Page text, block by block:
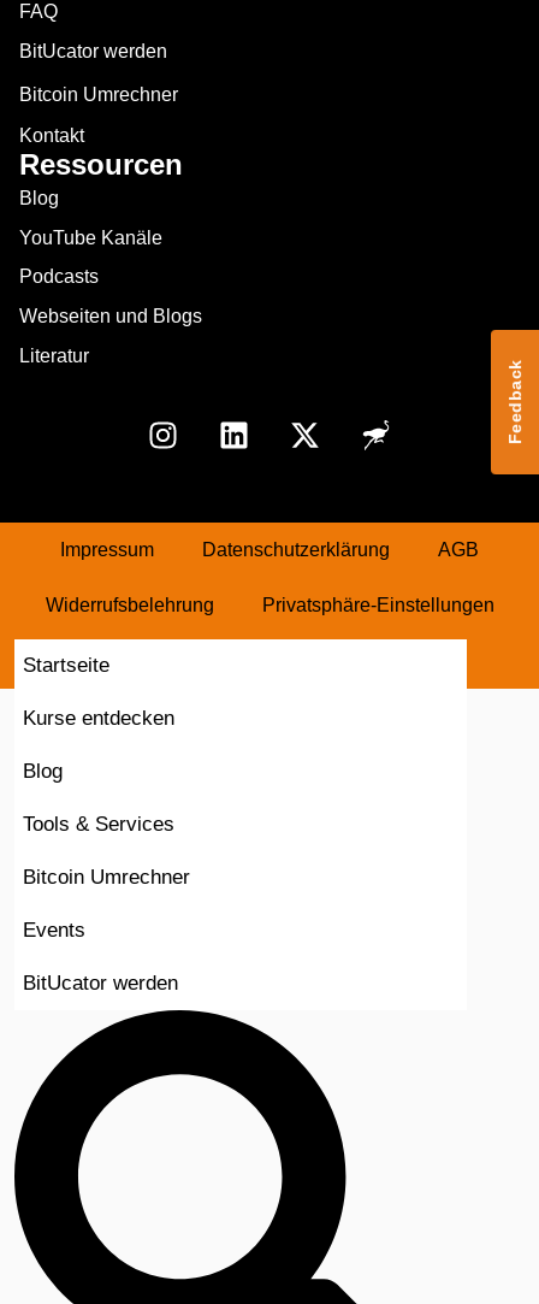
FAQ
BitUcator werden
Bitcoin Umrechner
Kontakt
Ressourcen
Blog
YouTube Kanäle
Podcasts
Webseiten und Blogs
Literatur
Impressum Datenschutzerklärung AGB
Widerrufsbelehrung Privatsphäre-Einstellungen
Historie Privatsphäre
Startseite
Kurse entdecken
Blog
Tools & Services
Bitcoin Umrechner
Events
BitUcator werden
Feedback